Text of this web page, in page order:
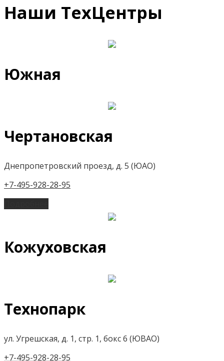
Наши ТехЦентры
Южная
Чертановская
Днепропетровский проезд, д. 5 (ЮАО)
+7-495-928-28-95
Кожуховская
Технопарк
ул. Угрешская, д. 1, стр. 1, бокс 6 (ЮВАО)
+7-495-928-28-95